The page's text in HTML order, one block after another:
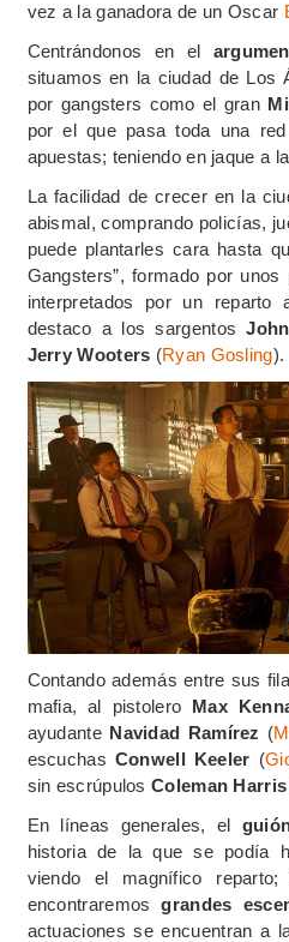
vez a la ganadora de un Oscar
Centrándonos en el
situamos en la ciudad de Los
por gangsters como el gran
por el que pasa toda una
apuestas; teniendo en jaque a
La facilidad de crecer en la
abismal, comprando policías,
puede plantarles cara hasta
Gangsters”, formado por
interpretados por un
destaco a los sargentos
Jerry Wooters (Ryan Gosling).
Contando además entre sus
mafia, al pistolero Max
ayudante Navidad Ramírez (
escuchas Conwell Keeler (
sin escrúpulos Coleman Harris
En líneas generales, el
historia de la que se podía
viendo el magnífico
encontraremosgrandes
actuaciones se encuentran a